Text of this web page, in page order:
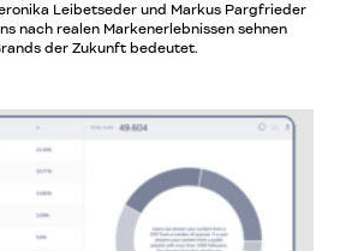
Leibetseder und Markus Pargfrieder
nach realen Markenerlebnissen sehnen
der Zukunft bedeutet.